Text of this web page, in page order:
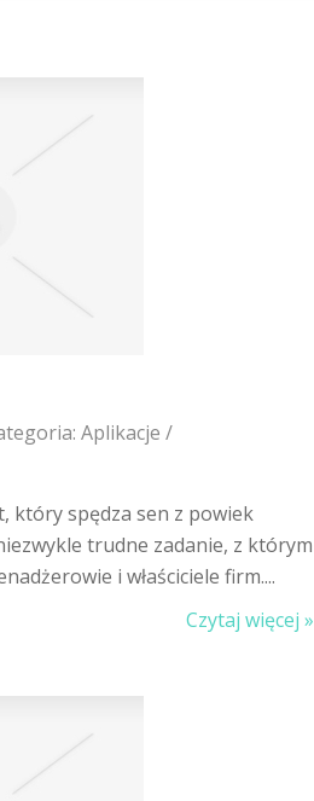
Aplikacje /
który spędza sen z powiek
trudne zadanie, z którym
i właściciele firm....
Czytaj więcej »